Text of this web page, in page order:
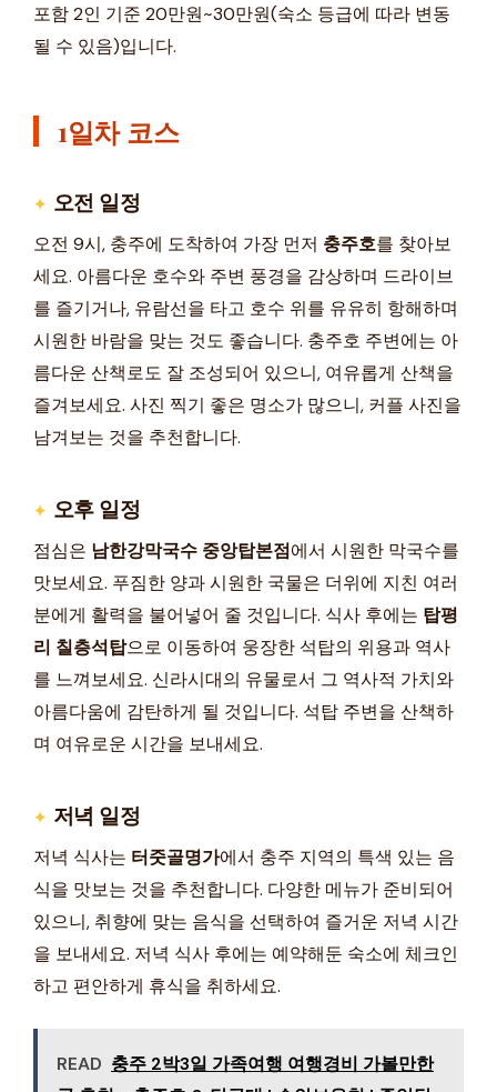
포함 2인 기준 20만원~30만원(숙소 등급에 따라 변동
될 수 있음)입니다.
1일차 코스
오전 일정
오전 9시, 충주에 도착하여 가장 먼저 충주호를 찾아보
세요. 아름다운 호수와 주변 풍경을 감상하며 드라이브
를 즐기거나, 유람선을 타고 호수 위를 유유히 항해하며
시원한 바람을 맞는 것도 좋습니다. 충주호 주변에는 아
름다운 산책로도 잘 조성되어 있으니, 여유롭게 산책을
즐겨보세요. 사진 찍기 좋은 명소가 많으니, 커플 사진을
남겨보는 것을 추천합니다.
오후 일정
점심은 남한강막국수 중앙탑본점에서 시원한 막국수를
맛보세요. 푸짐한 양과 시원한 국물은 더위에 지친 여러
분에게 활력을 불어넣어 줄 것입니다. 식사 후에는 탑평
리 칠층석탑으로 이동하여 웅장한 석탑의 위용과 역사
를 느껴보세요. 신라시대의 유물로서 그 역사적 가치와
아름다움에 감탄하게 될 것입니다. 석탑 주변을 산책하
며 여유로운 시간을 보내세요.
저녁 일정
저녁 식사는 터줏골명가에서 충주 지역의 특색 있는 음
식을 맛보는 것을 추천합니다. 다양한 메뉴가 준비되어
있으니, 취향에 맞는 음식을 선택하여 즐거운 저녁 시간
을 보내세요. 저녁 식사 후에는 예약해둔 숙소에 체크인
하고 편안하게 휴식을 취하세요.
READ 충주 2박3일 가족여행 여행경비 가볼만한